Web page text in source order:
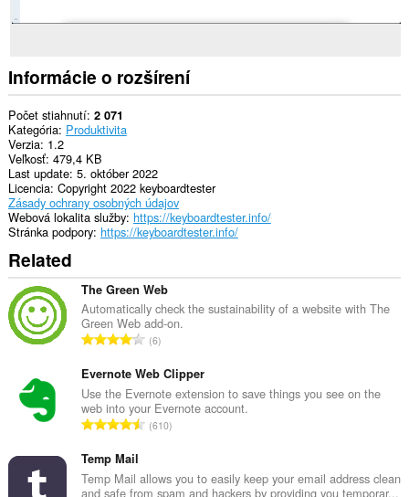
Informácie o rozšírení
Počet stiahnutí 2 071
Kategória Produktivita
Verzia 1.2
Veľkosť 479,4 KB
Last update 5. október 2022
Licencia Copyright 2022 keyboardtester
Zásady ochrany osobných údajov
Webová lokalita služby https://keyboardtester.info/
Stránka podpory https://keyboardtester.info/
Related
The Green Web
Automatically check the sustainability of a website with The
Green Web add-on.
C
l
k
o
v
o
6
Evernote Web Clipper
Use the Evernote extension to save things you see on the
web into your Evernote account.
C
k
610
Temp Mail
Temp Mail allows you to easily keep your email address clean
and safe from spam and hackers by providing you temporar...